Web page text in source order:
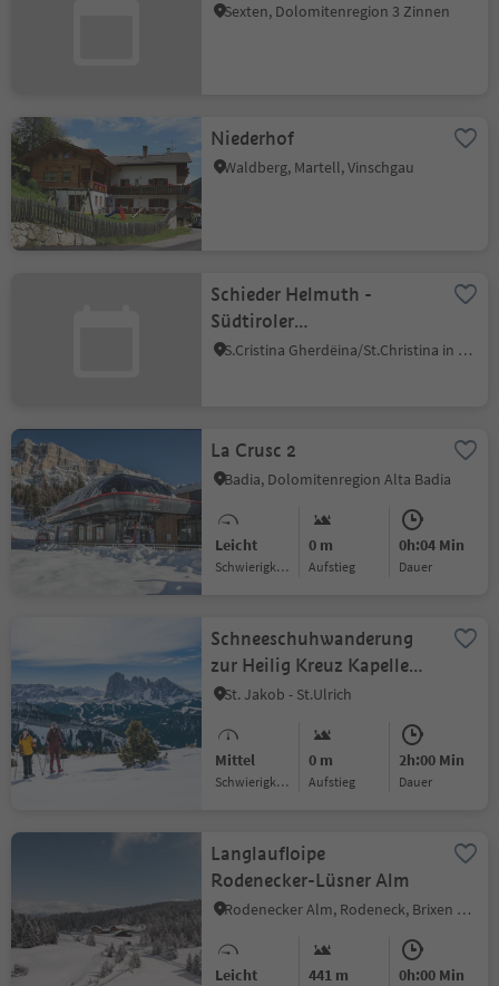
Sexten, Dolomitenregion 3 Zinnen
Niederhof
Waldberg, Martell, Vinschgau
Schieder Helmuth -
Südtiroler
Wanderleiter/Wanderführer
S.Cristina Gherdëina/St.Christina in Gröden, St.Christina in Gröden, Dolomitenregion Gröden
La Crusc 2
Badia, Dolomitenregion Alta Badia
Leicht
Schwierigkeitsgrad
0 m
Aufstieg
0h:04 Min
Dauer
Schneeschuhwanderung
zur Heilig Kreuz Kapelle
auf Raschötz
St. Jakob - St.Ulrich
Mittel
Schwierigkeitsgrad
0 m
Aufstieg
2h:00 Min
Dauer
Langlaufloipe
Rodenecker-Lüsner Alm
Rodenecker Alm, Rodeneck, Brixen und Umgebung
Leicht 441 m 0h:00 Min